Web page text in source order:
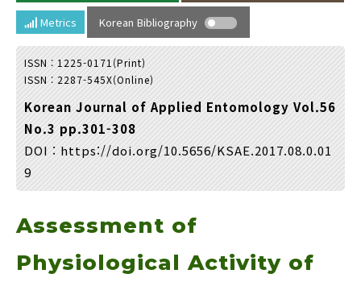
Year(s) :
to
Search :
Adode Reader(link)
Metrics Korean Bibliography
ISSN : 1225-0171(Print)
ISSN : 2287-545X(Online)
Korean Journal of Applied Entomology Vol.56
No.3 pp.301-308
DOI : https://doi.org/10.5656/KSAE.2017.08.0.01
9
Assessment of
Physiological Activity of